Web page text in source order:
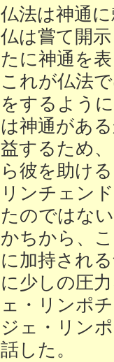
仏法は神通
仏は嘗て開
たに神通を
これが仏法
をするよう
は神通があ
益するため
ら彼を助け
リンチェン
たのではな
かちから、
に加持され
に少しの圧
ェ・リンポ
ジェ・リン
話した。